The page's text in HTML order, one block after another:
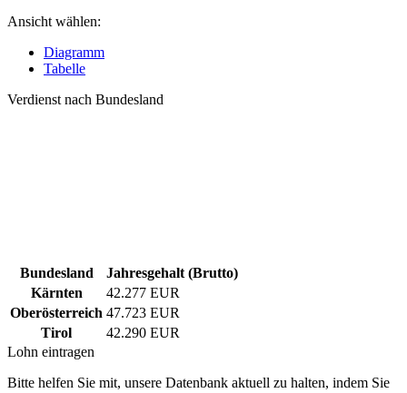
Ansicht wählen:
Diagramm
Tabelle
Verdienst nach Bundesland
Bundesland
Jahresgehalt (Brutto)
Kärnten
42.277 EUR
Oberösterreich 47.723 EUR
Tirol
42.290 EUR
Lohn eintragen
Bitte helfen Sie mit, unsere Datenbank aktuell zu halten, indem Sie